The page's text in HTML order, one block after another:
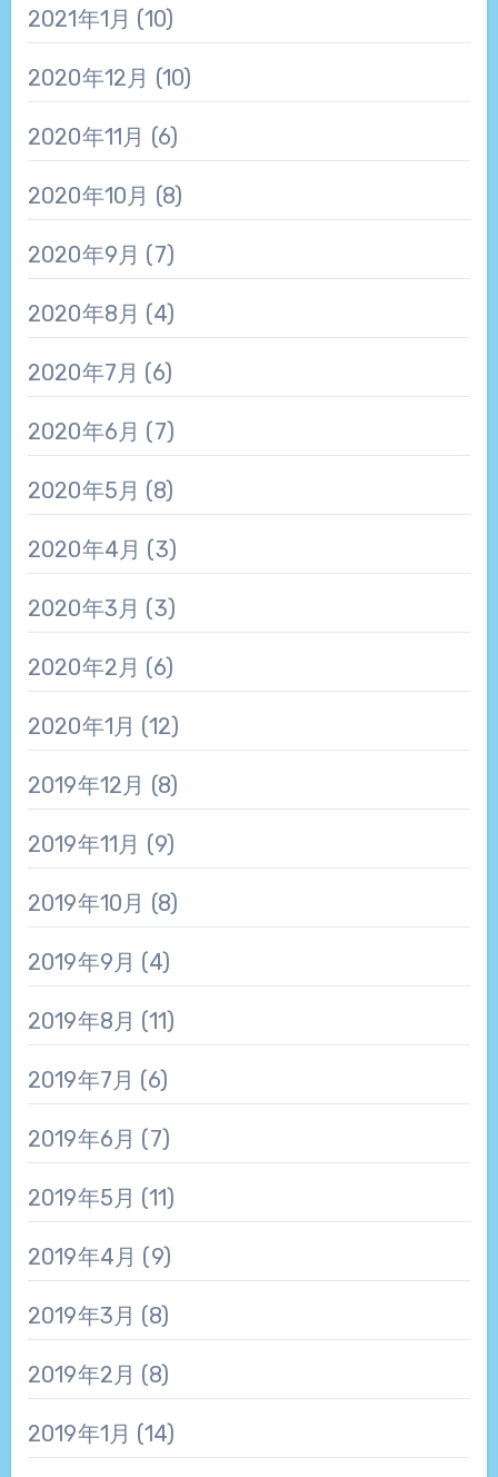
2021年1月 (10)
2020年12月 (10)
2020年11月 (6)
2020年10月 (8)
2020年9月 (7)
2020年8月 (4)
2020年7月 (6)
2020年6月 (7)
2020年5月 (8)
2020年4月 (3)
2020年3月 (3)
2020年2月 (6)
2020年1月 (12)
2019年12月 (8)
2019年11月 (9)
2019年10月 (8)
2019年9月 (4)
2019年8月 (11)
2019年7月 (6)
2019年6月 (7)
2019年5月 (11)
2019年4月 (9)
2019年3月 (8)
2019年2月 (8)
2019年1月 (14)